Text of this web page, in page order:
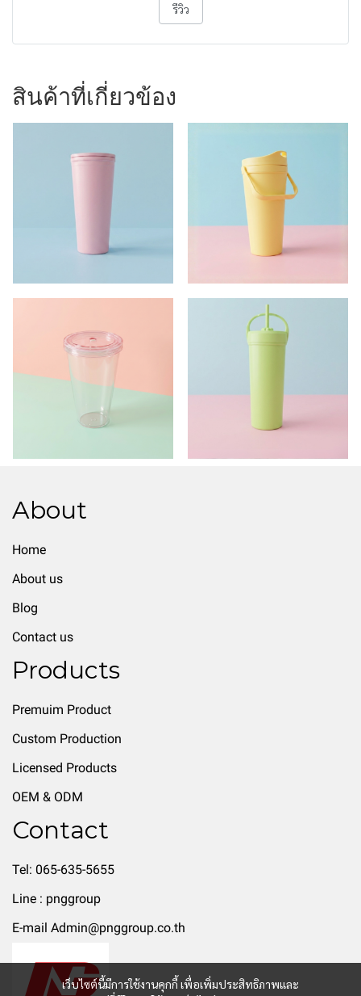
รีวิว
สินค้าที่เกี่ยวข้อง
เว็บไซต์นี้มีการใช้งานคุกกี้ เพื่อเพิ่มประสิทธิภาพและ
About
Home
About us
Blog
Contact us
Products
Premuim Product
Custom Production
Licensed Products
OEM & ODM
Contact
Tel: 065-635-5655
Line : pnggroup
E-mail Admin@pnggroup.co.th